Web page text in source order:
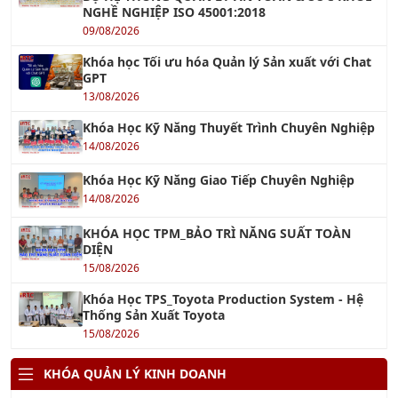
GPT
13/08/2026
Khóa Học Kỹ Năng Thuyết Trình Chuyên Nghiệp
14/08/2026
Khóa Học Kỹ Năng Giao Tiếp Chuyên Nghiệp
14/08/2026
KHÓA HỌC TPM_BẢO TRÌ NĂNG SUẤT TOÀN
DIỆN
Khóa Học TPS_Toyota Production System - Hệ
Thống Sản Xuất Toyota
15/08/2026
KHÓA QUẢN LÝ KINH DOANH
21/08/2026